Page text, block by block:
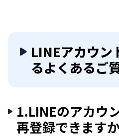
LINEアカウン
るよくあるご
1.LINEのアカウ
再登録できます